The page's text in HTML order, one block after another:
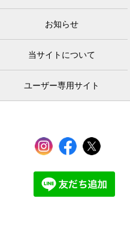
お知らせ
当サイトについて
ユーザー専用サイト